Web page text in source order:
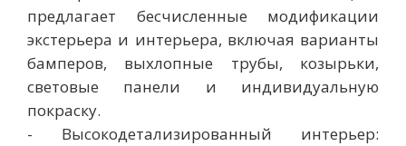
предлагает бесчисленные модификации
экстерьера и интерьера, включая варианты
бамперов, выхлопные трубы, козырьки,
световые панели и индивидуальную
покраску.
- Высокодетализированный интерьер: